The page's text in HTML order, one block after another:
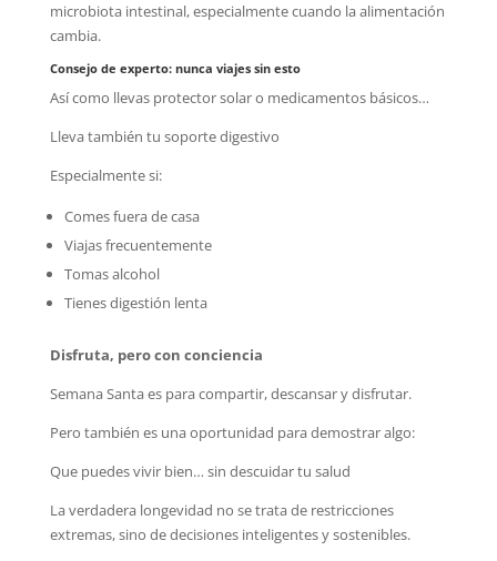
microbiota intestinal, especialmente cuando la alimentación
cambia.
Consejo de experto: nunca viajes sin esto
Así como llevas protector solar o medicamentos básicos…
Lleva también tu soporte digestivo
Especialmente si:
Comes fuera de casa
Viajas frecuentemente
Tomas alcohol
Tienes digestión lenta
Disfruta, pero con conciencia
Semana Santa es para compartir, descansar y disfrutar.
Pero también es una oportunidad para demostrar algo:
Que puedes vivir bien… sin descuidar tu salud
La verdadera longevidad no se trata de restricciones
extremas, sino de decisiones inteligentes y sostenibles.